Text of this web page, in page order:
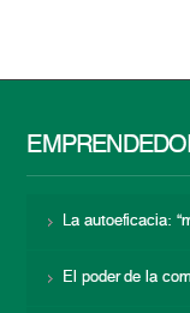
La autoeficacia:
El poder de la